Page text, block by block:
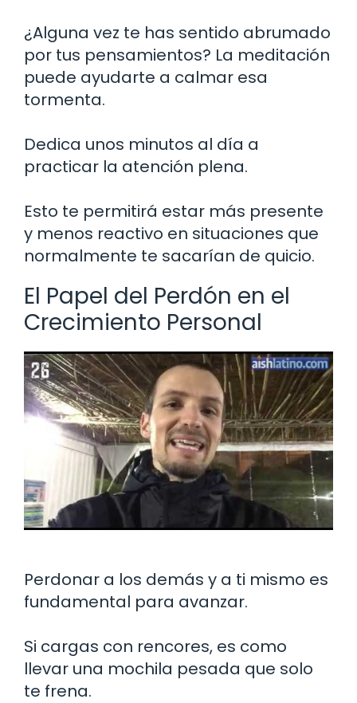
¿Alguna vez te has sentido abrumado
por tus pensamientos? La meditación
puede ayudarte a calmar esa
tormenta.
Dedica unos minutos al día a
practicar la atención plena.
Esto te permitirá estar más presente
y menos reactivo en situaciones que
normalmente te sacarían de quicio.
El Papel del Perdón en el
Crecimiento Personal
Perdonar a los demás y a ti mismo es
fundamental para avanzar.
Si cargas con rencores, es como
llevar una mochila pesada que solo
te frena.